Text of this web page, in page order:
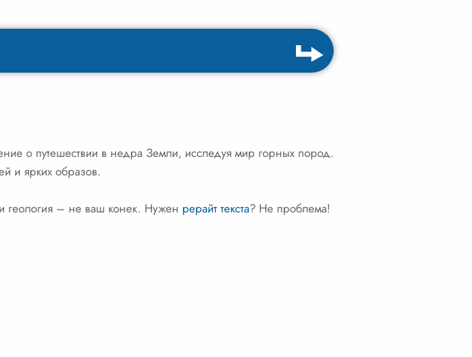
о путешествии в недра Земли, исследуя мир горных пород.
и ярких образов.
геология – не ваш конек. Нужен рерайт текста? Не проблема!